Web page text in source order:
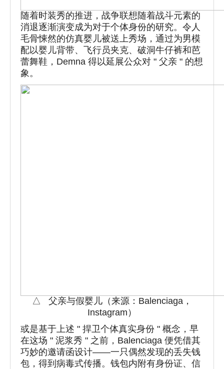
随着时装秀的推进，战争联想随着战斗元素的
消退逐渐演变成为对于个体身份的研究。令人
毛骨悚然的仿真婴儿被送上秀场，通过为男模
配以婴儿背带、飞行员夹克、破洞牛仔裤和芭
蕾舞鞋，Demna 得以延展公众对 " 父亲 " 的想
象。
△ 父亲与假婴儿（来源：Balenciaga，
Instagram）
或是基于上述 " 捍卫个体真实身份 " 概念，早
在这场 " 泥浆秀 " 之前，Balenciaga 便凭借其
巧妙的邀请函设计——一只偶然发现的丢失钱
包，得到病毒式传播。钱包内附有身份证、信